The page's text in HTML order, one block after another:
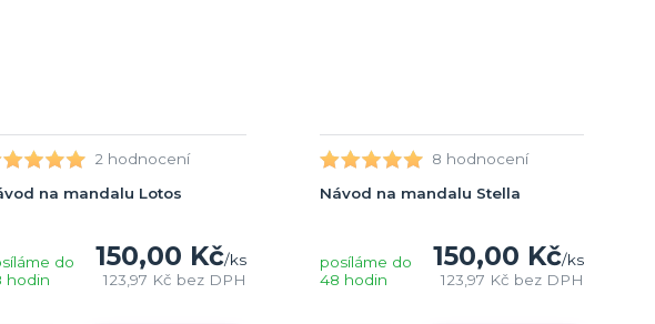
2 hodnocení
na mandalu Lotos
150,00 Kč/ks
123,97 Kč bez DPH
do
hodin
8 hodnocení
Návod na mandalu Stella
150,00 Kč/ks
123,97 Kč bez DPH
posíláme do
48 hodin